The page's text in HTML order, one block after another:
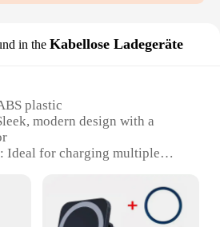
in the Kabellose Ladegeräte
plastic
modern design with a
Ideal for charging multiple
Efficient power delivery
technology
Comes with a variety of